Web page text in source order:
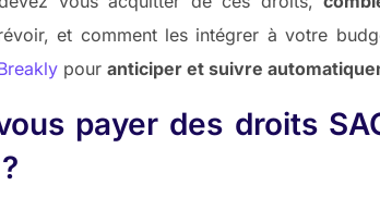
et comment les intégrer à votre
pour anticiper et suivre
payer des droits